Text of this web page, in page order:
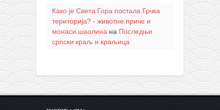
Како је Света Гора постала Грчка
територија? - животне приче и
монаси шаолинана Последњи
српски краљ и краљица